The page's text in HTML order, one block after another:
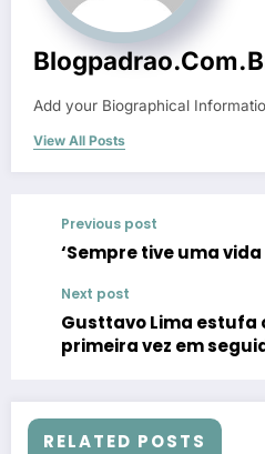
Add your Biographical
View All Posts
Previous post
‘Sempre tive uma vida
Next post
Gusttavo Lima estufa
primeira vez em
RELATED POSTS